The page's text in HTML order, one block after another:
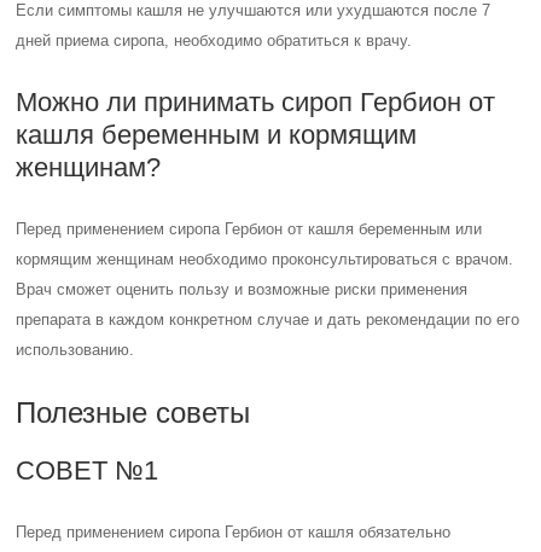
Если симптомы кашля не улучшаются или ухудшаются после 7
дней приема сиропа, необходимо обратиться к врачу.
Можно ли принимать сироп Гербион от
кашля беременным и кормящим
женщинам?
Перед применением сиропа Гербион от кашля беременным или
кормящим женщинам необходимо проконсультироваться с врачом.
Врач сможет оценить пользу и возможные риски применения
препарата в каждом конкретном случае и дать рекомендации по его
использованию.
Полезные советы
СОВЕТ №1
Перед применением сиропа Гербион от кашля обязательно